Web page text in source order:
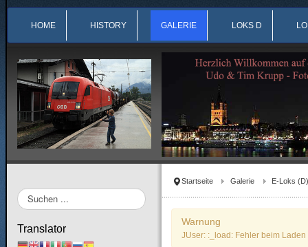
HOME HISTORY GALERIE LOKS D
Startseite Galerie E-Loks (D)
Warnung
JUser: :_load: Fehler beim
Suchen
...
Translator